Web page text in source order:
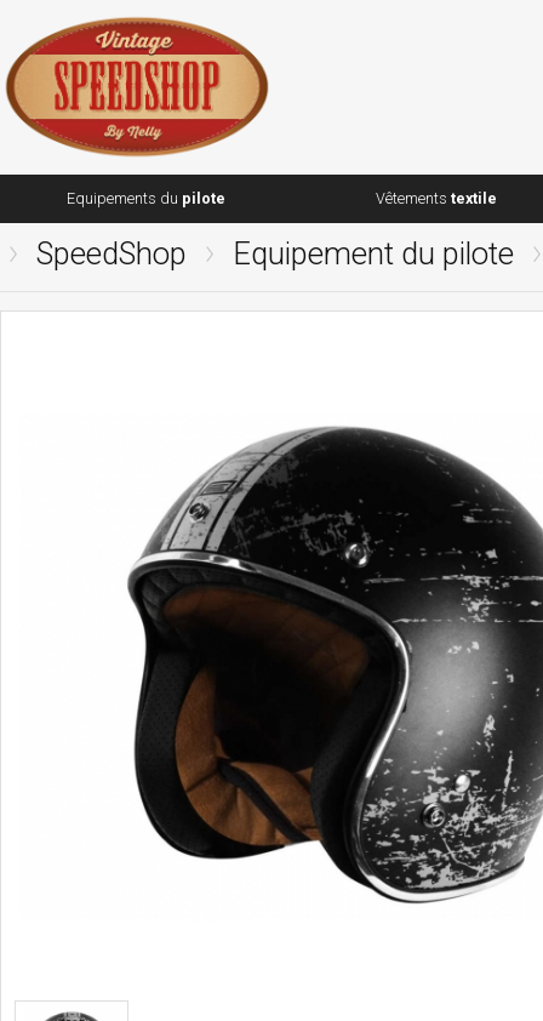
Equipements du pilote Vêtements textile
SpeedShop Equipement du pilote